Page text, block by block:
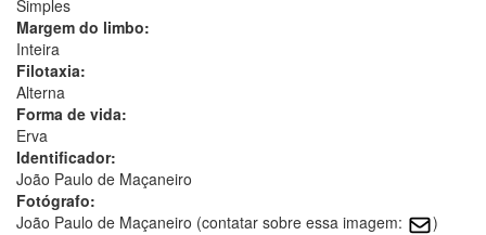
Simples
Margem do limbo:
Inteira
Filotaxia:
Alterna
Forma de vida:
Erva
Identificador:
João Paulo de Maçaneiro
Fotógrafo:
João Paulo de Maçaneiro (contatar sobre essa imagem:
)